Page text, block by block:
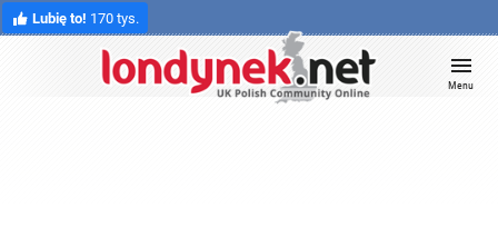
Lubię to! 170 tys.
Menu